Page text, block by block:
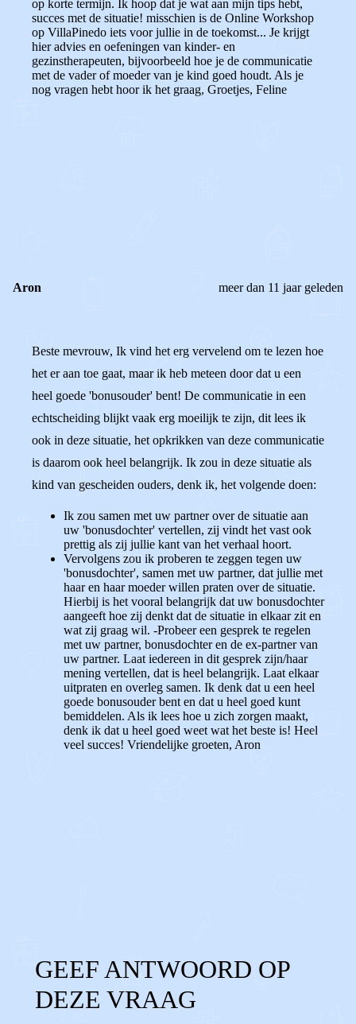
op korte termijn. Ik hoop dat je wat aan mijn tips hebt,
succes met de situatie! misschien is de Online Workshop
op VillaPinedo iets voor jullie in de toekomst... Je krijgt
hier advies en oefeningen van kinder- en
gezinstherapeuten, bijvoorbeeld hoe je de communicatie
met de vader of moeder van je kind goed houdt. Als je
nog vragen hebt hoor ik het graag, Groetjes, Feline
Aron meer dan 11 jaar geleden
Beste mevrouw, Ik vind het erg vervelend om te lezen hoe
het er aan toe gaat, maar ik heb meteen door dat u een
heel goede 'bonusouder' bent! De communicatie in een
echtscheiding blijkt vaak erg moeilijk te zijn, dit lees ik
ook in deze situatie, het opkrikken van deze communicatie
is daarom ook heel belangrijk. Ik zou in deze situatie als
kind van gescheiden ouders, denk ik, het volgende doen:
Ik zou samen met uw partner over de situatie aan
uw 'bonusdochter' vertellen, zij vindt het vast ook
prettig als zij jullie kant van het verhaal hoort.
Vervolgens zou ik proberen te zeggen tegen uw
'bonusdochter', samen met uw partner, dat jullie met
haar en haar moeder willen praten over de situatie.
Hierbij is het vooral belangrijk dat uw bonusdochter
aangeeft hoe zij denkt dat de situatie in elkaar zit en
wat zij graag wil. -Probeer een gesprek te regelen
met uw partner, bonusdochter en de ex-partner van
uw partner. Laat iedereen in dit gesprek zijn/haar
mening vertellen, dat is heel belangrijk. Laat elkaar
uitpraten en overleg samen. Ik denk dat u een heel
goede bonusouder bent en dat u heel goed kunt
bemiddelen. Als ik lees hoe u zich zorgen maakt,
denk ik dat u heel goed weet wat het beste is! Heel
veel succes! Vriendelijke groeten, Aron
GEEF ANTWOORD OP
DEZE VRAAG